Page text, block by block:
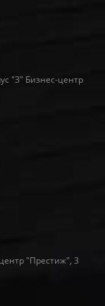
"З" Бизнес-центр
"Престиж", 3